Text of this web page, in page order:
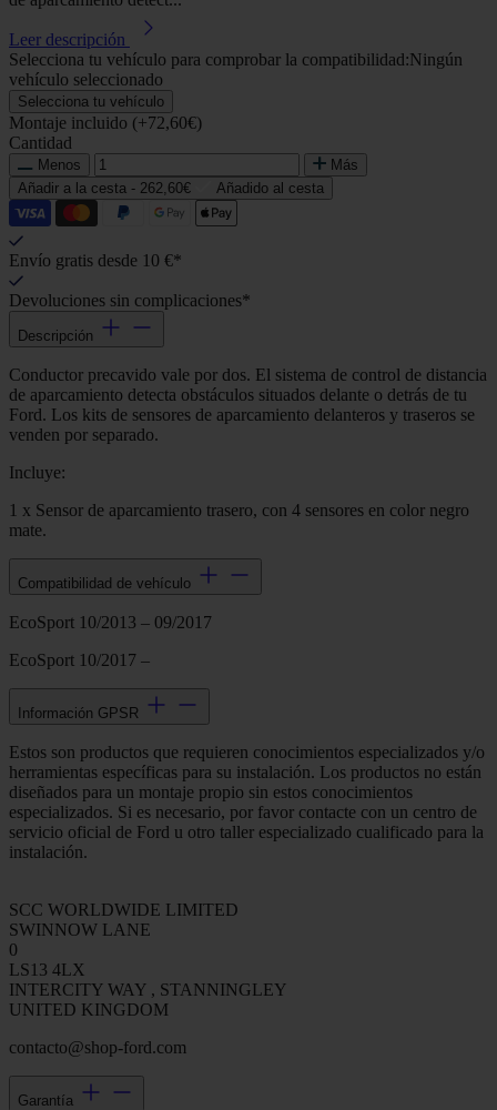
Leer descripción
Selecciona tu vehículo para comprobar la compatibilidad:Ningún
vehículo seleccionado
Selecciona tu vehículo
Montaje incluido (+72,60€)
Cantidad
Menos
Más
Añadir a la cesta - 262,60€ Añadido al cesta
Envío gratis desde 10 €*
Devoluciones sin complicaciones*
Descripción
Conductor precavido vale por dos. El sistema de control de distancia
de aparcamiento detecta obstáculos situados delante o detrás de tu
Ford. Los kits de sensores de aparcamiento delanteros y traseros se
venden por separado.
Incluye:
1 x Sensor de aparcamiento trasero, con 4 sensores en color negro
mate.
Compatibilidad de vehículo
EcoSport 10/2013 – 09/2017
EcoSport 10/2017 –
Información GPSR
Estos son productos que requieren conocimientos especializados y/o
herramientas específicas para su instalación. Los productos no están
diseñados para un montaje propio sin estos conocimientos
especializados. Si es necesario, por favor contacte con un centro de
servicio oficial de Ford u otro taller especializado cualificado para la
instalación.
SCC WORLDWIDE LIMITED
SWINNOW LANE
0
LS13 4LX
INTERCITY WAY , STANNINGLEY
UNITED KINGDOM
contacto@shop-ford.com
Garantía